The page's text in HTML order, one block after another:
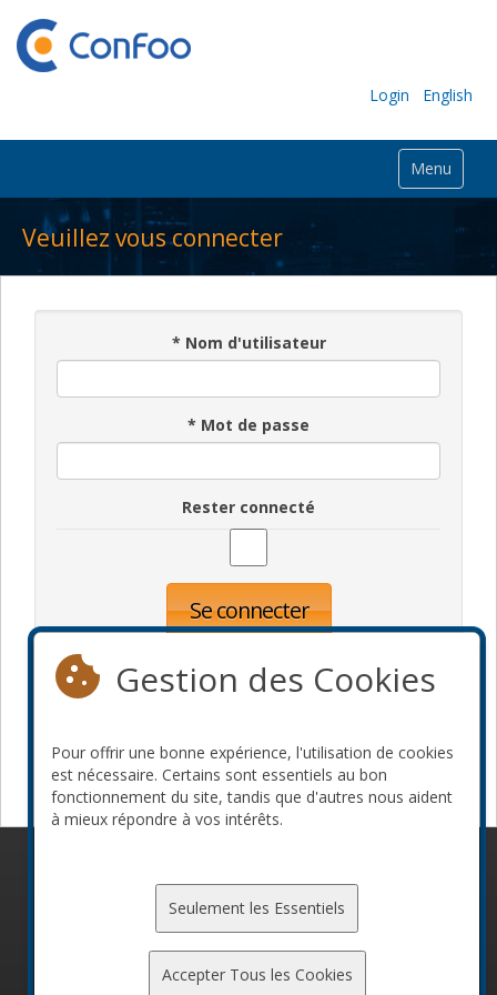
Login English
Menu
Veuillez vous connecter
* Nom d'utilisateur
* Mot de passe
Rester connecté
Se connecter
Devenir commanditaire
Gestion des Cookies
Pour offrir une bonne expérience, l'utilisation de cookies
est nécessaire. Certains sont essentiels au bon
fonctionnement du site, tandis que d'autres nous aident
à mieux répondre à vos intérêts.
Seulement les Essentiels
Accepter Tous les Cookies